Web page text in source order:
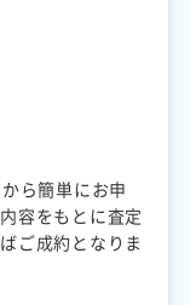
ら簡単にお申
容をもとに査定
ご成約となりま